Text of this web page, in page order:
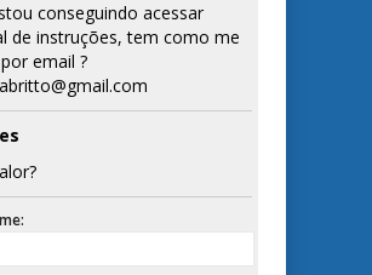
conseguindo acessar
de instruções, tem como me
email ?